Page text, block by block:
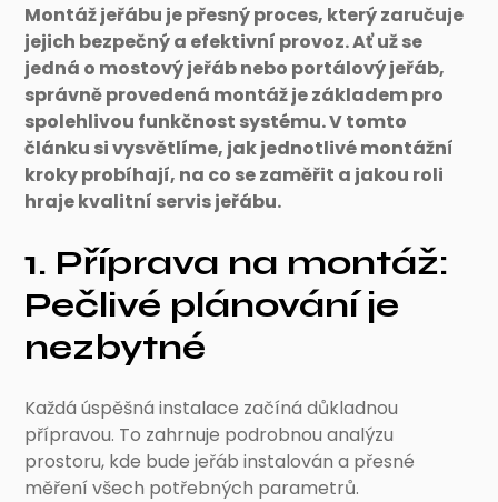
Montáž jeřábu je přesný proces, který zaručuje
jejich bezpečný a efektivní provoz. Ať už se
jedná o mostový jeřáb nebo portálový jeřáb,
správně provedená montáž je základem pro
spolehlivou funkčnost systému. V tomto
článku si vysvětlíme, jak jednotlivé montážní
kroky probíhají, na co se zaměřit a jakou roli
hraje kvalitní servis jeřábu.
1. Příprava na montáž:
Pečlivé plánování je
nezbytné
Každá úspěšná instalace začíná důkladnou
přípravou. To zahrnuje podrobnou analýzu
prostoru, kde bude jeřáb instalován a přesné
měření všech potřebných parametrů.